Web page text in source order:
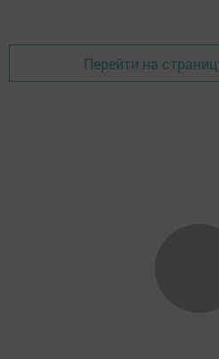
Перейти на